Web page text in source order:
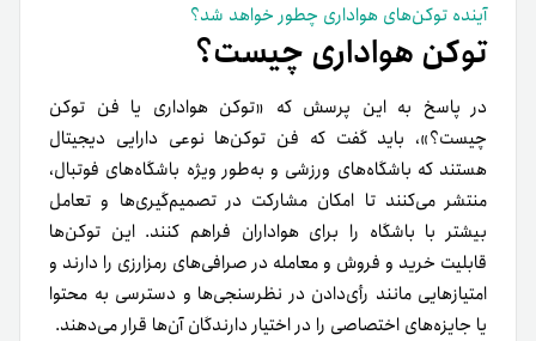
آینده توکن‌های هواداری چطور خواهد شد؟
توکن هواداری چیست؟
در پاسخ به این پرسش که «توکن هواداری یا فن توکن
چیست؟»، باید گفت که فن توکن‌ها نوعی دارایی دیجیتال
هستند که باشگاه‌های ورزشی و به‌طور ویژه باشگاه‌های فوتبال،
منتشر می‌کنند تا امکان مشارکت در تصمیم‌گیری‌ها و تعامل
بیشتر با باشگاه را برای هواداران فراهم کنند. این توکن‌ها
قابلیت خرید و فروش و معامله در صرافی‌های رمزارزی را دارند و
امتیازهایی مانند رأی‌دادن در نظرسنجی‌ها و دسترسی به محتوا
یا جایزه‌های اختصاصی را در اختیار دارندگان آن‌ها قرار می‌دهند.